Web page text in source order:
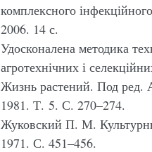
комплексного
2006. 14 с.
Удосконалена методика
агротехнічних і
Жизнь растений. Под
1981. Т. 5. С. 270–274.
Жуковский П. М.
1971. С. 451–456.